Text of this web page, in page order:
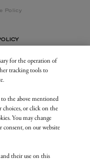
Policy
reserved
for the operation of
tracking tools to
the above mentioned
choices, or click on the
You may change
consent, on our website
their use on this